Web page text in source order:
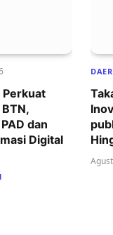
Perkuat
dan
Digital